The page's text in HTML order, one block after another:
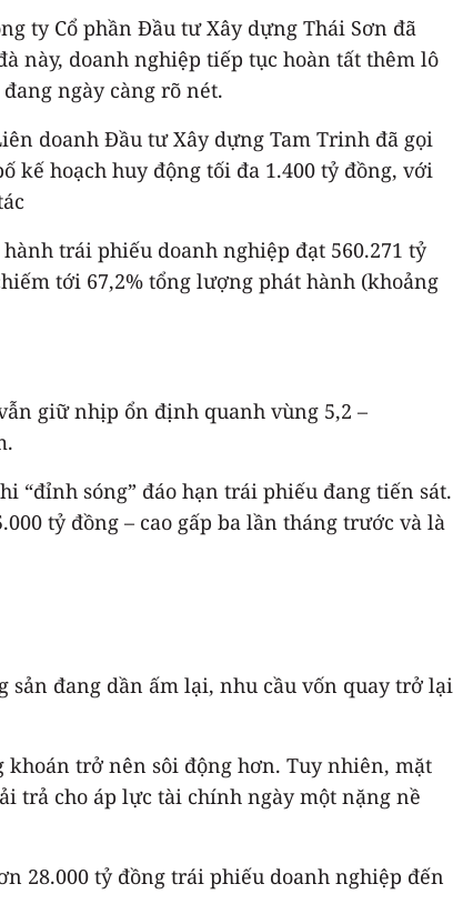
ty Cổ phần Đầu tư Xây dựng Thái Sơn đã
này, doanh nghiệp tiếp tục hoàn tất thêm lô
ngày càng rõ nét.
doanh Đầu tư Xây dựng Tam Trinh đã gọi
kế hoạch huy động tối đa 1.400 tỷ đồng, với
trái phiếu doanh nghiệp đạt 560.271 tỷ
tới 67,2% tổng lượng phát hành (khoảng
giữ nhịp ổn định quanh vùng 5,2 –
“đỉnh sóng” đáo hạn trái phiếu đang tiến sát.
tỷ đồng – cao gấp ba lần tháng trước và là
đang dần ấm lại, nhu cầu vốn quay trở lại
trở nên sôi động hơn. Tuy nhiên, mặt
trả cho áp lực tài chính ngày một nặng nề
28.000 tỷ đồng trái phiếu doanh nghiệp đến